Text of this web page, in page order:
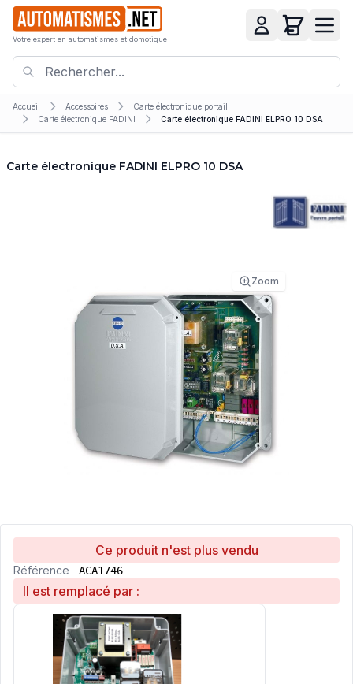
Votre expert en automatismes et domotique
Accueil Accessoires
Carte électronique portail
Carte électronique FADINI
Carte électronique FADINI ELPRO 10 DSA
Carte électronique FADINI ELPRO 10 DSA
Zoom
Ce produit n'est plus vendu
Référence ACA1746
Il est remplacé par :